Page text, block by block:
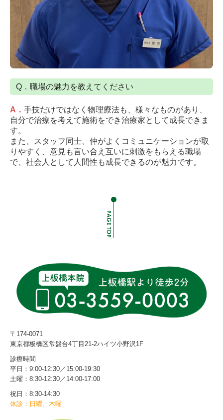
Q．職場の魅力を教えてください
A ． 手技だけではなく物理療法も、様々なものがあり、
自分で治療を考えて施術をでき治療家として成長できま
す。
また、スタッフ同士、仲がよくコミュニケーションが取
りやすく、意見も言い合え互いに刺激をもらえる職場
で、社会人として人間性も成長できるのが魅力です。
〒174-0071
東京都板橋区常盤台4丁目21-2ハイツ小野沢1F
診療時間
平日：9:00-12:30／15:00-19:30
土曜：8:30‐12:30／14:00‐17:00
祝日：8:30-14:30
休診：日曜、木曜